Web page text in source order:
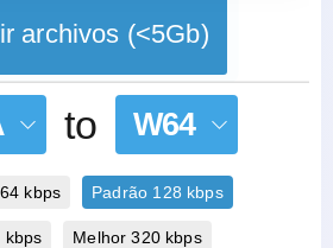
archivos (<5Gb)
to W64
kbps Padrão 128 kbps
kbps Melhor 320 kbps